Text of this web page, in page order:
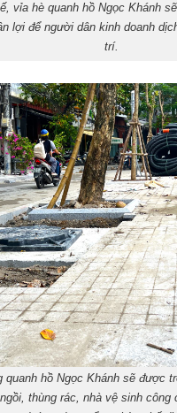
vỉa hè quanh hồ Ngọc Khánh
lợi để người dân kinh doanh
trí.
quanh hồ Ngọc Khánh sẽ được
thùng rác, nhà vệ sinh công